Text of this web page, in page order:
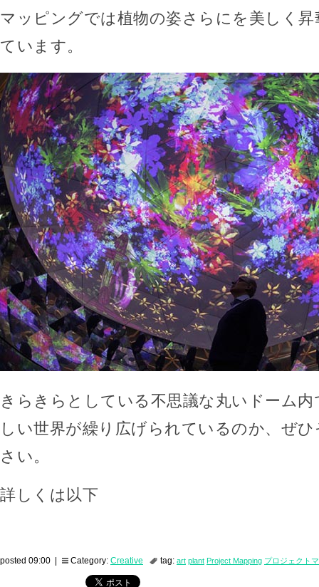
マッピングでは植物の姿さらにを美しく
ています。
きらきらとしている不思議な丸いドーム
しい世界が繰り広げられているのか、ぜ
さい。
詳しくは以下
posted 09:00 | Category: Creative tag: art plant Project Mapping プロジェクト